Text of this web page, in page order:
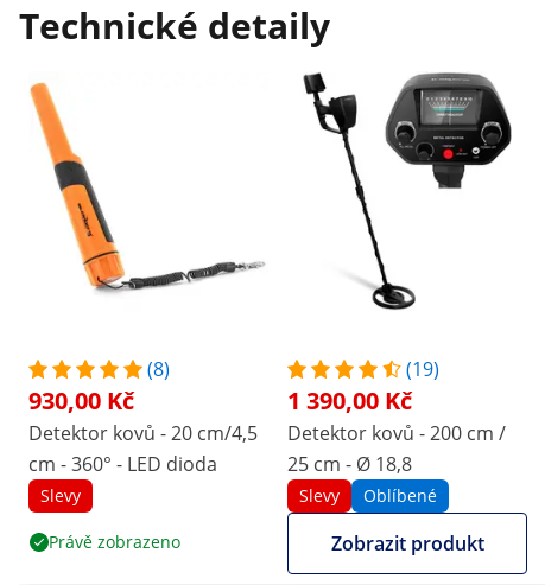
Technické detaily
(8)
930,00 Kč
Detektor kovů - 20 cm/4,5
cm - 360° - LED dioda
Slevy
Právě zobrazeno
(19)
1 390,00 Kč
Detektor kovů - 200 cm /
25 cm - Ø 18,8
Slevy Oblíbené
Zobrazit produkt